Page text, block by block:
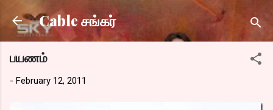
Skip to main content
Cable சங்கர்
பயணம்
- February 12, 2011